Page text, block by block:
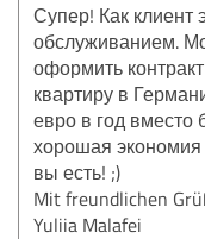
Супер! Как
обслуживанием.
оформить
квартиру в
евро в год вместо
хорошая
вы есть! ;)
Mit freundlichen
Yuliia Malafei